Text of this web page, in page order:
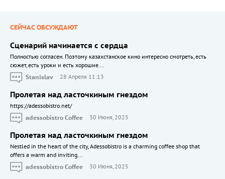
СЕЙЧАС ОБСУЖДАЮТ
Сценарий начинается с сердца
Полностью согласен. Поэтому казахстанское кино интересно смотреть, есть
сюжет, есть уроки и есть хорошие...
Stanislav
28 Апреля 11:13
Пролетая над ласточкиным гнездом
https://adessobistro.net/
adessobistro Coffee
30 Июня, 2025
Пролетая над ласточкиным гнездом
Nestled in the heart of the city, Adessobistro is a charming coffee shop that
offers a warm and inviting...
adessobistro Coffee
30 Июня, 2025